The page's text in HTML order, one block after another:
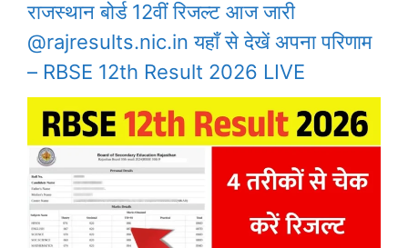
राजस्थान बोर्ड 12वीं रिजल्ट आज जारी
@rajresults.nic.in यहाँ से देखें अपना परिणाम
– RBSE 12th Result 2026 LIVE